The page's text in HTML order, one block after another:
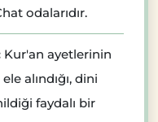
odalarıdır.
Kur'an ayetlerinin
alındığı, dini
faydalı bir